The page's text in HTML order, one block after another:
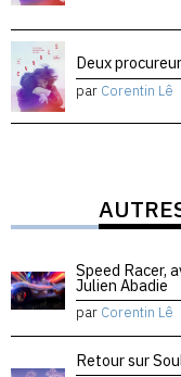
Deux
par Corentin Lê
Speed Racer,
Julien Abadie
par Corentin Lê
Retour sur